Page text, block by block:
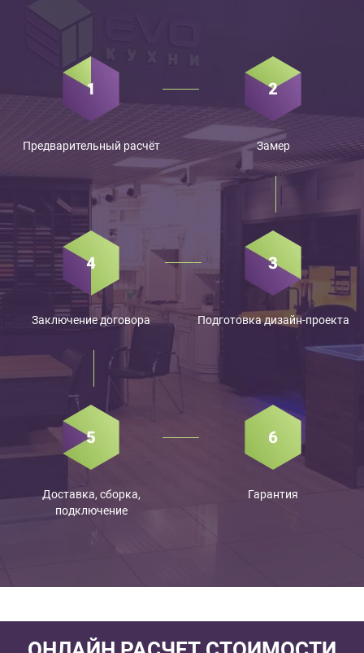
Предварительный расчёт Замер
Подготовка дизайн-проекта
Заключение договора
Доставка, сборка,
подключение
Гарантия